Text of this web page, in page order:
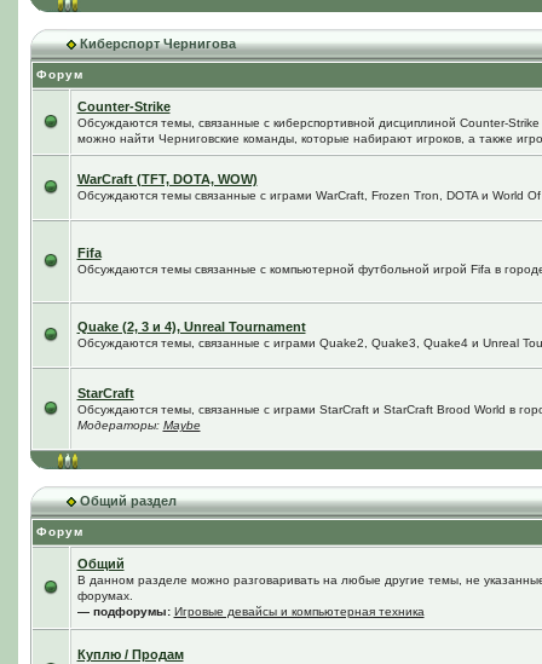
Киберспорт Чернигова
Форум
Counter-Strike
Обсуждаются темы, связанные с киберспортивной дисциплиной Counter-Strike
можно найти Черниговские команды, которые набирают игроков, а также
WarCraft (TFT, DOTA, WOW)
Обсуждаются темы связанные с играми WarCraft, Frozen Tron, DOTA и World
Fifa
Обсуждаются темы связанные с компьютерной футбольной игрой Fifa в
Quake (2, 3 и 4), Unreal Tournament
Обсуждаются темы, связанные с играми Quake2, Quake3, Quake4 и Unreal
StarCraft
Обсуждаются темы, связанные с играми StarCraft и StarCraft Brood World в
Модераторы: Maybe
Общий раздел
Форум
Общий
В данном разделе можно разговаривать на любые другие темы, не
форумах.
— подфорумы: Игровые девайсы и компьютерная техника
Куплю / Продам